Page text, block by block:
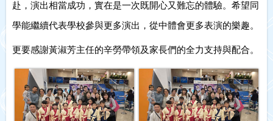
赴，演出相當成功，實在是一次既開心又難忘的體驗。希望同
學能繼續代表學校參與更多演出，從中體會更多表演的樂趣。
更要感謝黃淑芳主任的辛勞帶領及家長們的全力支持與配合。